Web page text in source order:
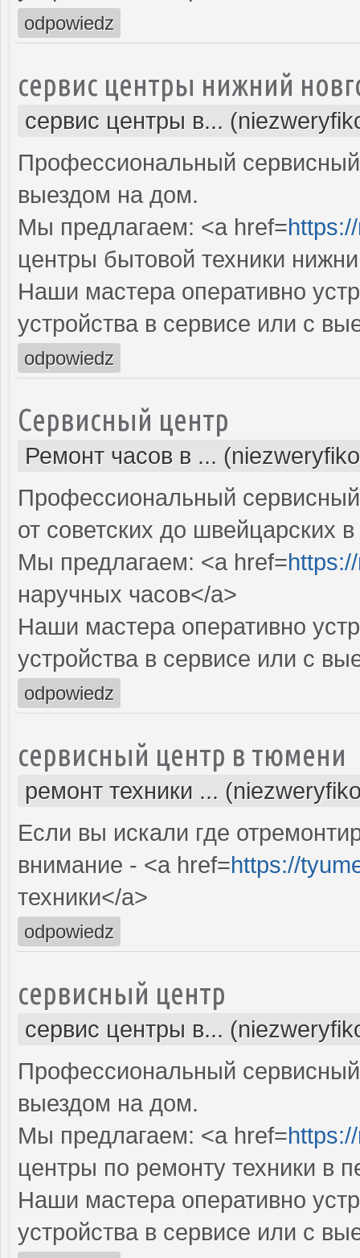
odpowiedz
сервис центры нижний
сервис центры в...
Профессиональный
выездом на дом.
Мы предлагаем: <a href=
центры бытовой техники
Наши мастера оперативно
устройства в сервисе или с
odpowiedz
Сервисный центр
Ремонт часов в ...
Профессиональный
от советских до швейцарских
Мы предлагаем: <a href=
наручных часов</a>
Наши мастера оперативно
устройства в сервисе или с
odpowiedz
сервисный центр в тюмени
ремонт техники ...
Если вы искали где
внимание - <a href=https://
техники</a>
odpowiedz
сервисный центр
сервис центры в...
Профессиональный
выездом на дом.
Мы предлагаем: <a href=
центры по ремонту техники в
Наши мастера оперативно
устройства в сервисе или с